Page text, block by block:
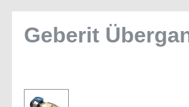
Geberit
Bildergalerie überspringen